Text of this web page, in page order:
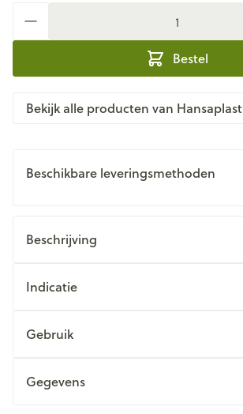
Bestel
Bekijk alle producten van Hansaplast
Beschikbare leveringsmethoden
Beschrijving
Indicatie
Gebruik
Gegevens